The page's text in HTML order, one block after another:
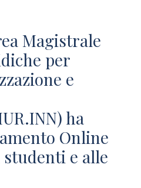
Magistrale
per
e
ha
Online
e alle